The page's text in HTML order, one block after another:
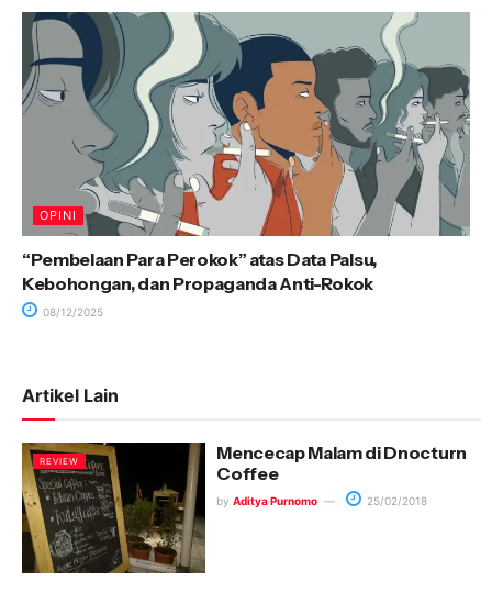
OPINI
“Pembelaan Para Perokok” atas Data Palsu,
Kebohongan, dan Propaganda Anti-Rokok
08/12/2025
Artikel Lain
REVIEW
Mencecap Malam di Dnocturn
Coffee
by Aditya Purnomo 25/02/2018